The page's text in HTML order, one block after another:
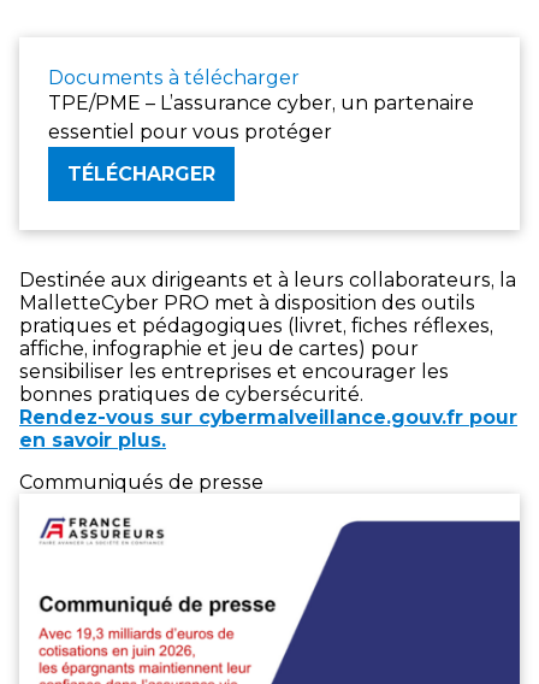
Documents à télécharger
TPE/PME – L’assurance cyber, un partenaire
essentiel pour vous protéger
TÉLÉCHARGER
Destinée aux dirigeants et à leurs collaborateurs, la
MalletteCyber PRO met à disposition des outils
pratiques et pédagogiques (livret, fiches réflexes,
affiche, infographie et jeu de cartes) pour
sensibiliser les entreprises et encourager les
bonnes pratiques de cybersécurité.
Rendez-vous sur cybermalveillance.gouv.fr pour
en savoir plus.
Communiqués de presse